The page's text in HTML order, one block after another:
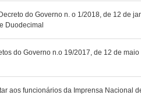
do Governo n. o 1/2018, de 12 de
Duodecimal
do Governo n.o 19/2017, de 12 de
aos funcionários da Imprensa Nacional